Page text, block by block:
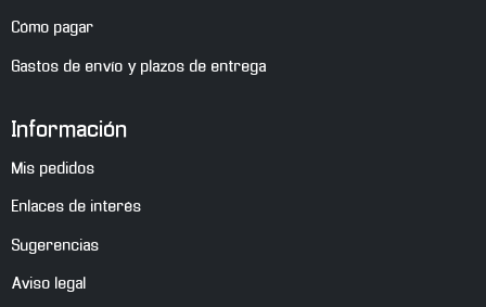
Cómo pagar
Gastos de envío y plazos de entrega
Información
Mis pedidos
Enlaces de interés
Sugerencias
Aviso legal